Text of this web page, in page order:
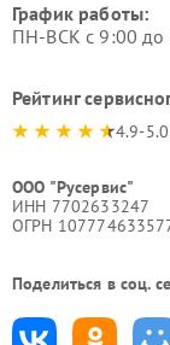
График работы:
ПН-ВСК с 9:00 до
Рейтинг
4.9-5.0
ООО "Русервис"
ИНН 7702633247
ОГРН
Поделиться в соц.